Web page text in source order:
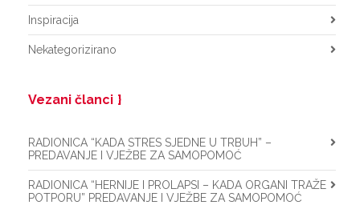
Inspiracija
Nekategorizirano
Vezani članci
RADIONICA “KADA STRES SJEDNE U TRBUH” –
PREDAVANJE I VJEŽBE ZA SAMOPOMOĆ
RADIONICA “HERNIJE I PROLAPSI – KADA ORGANI TRAŽE
POTPORU” PREDAVANJE I VJEŽBE ZA SAMOPOMOĆ